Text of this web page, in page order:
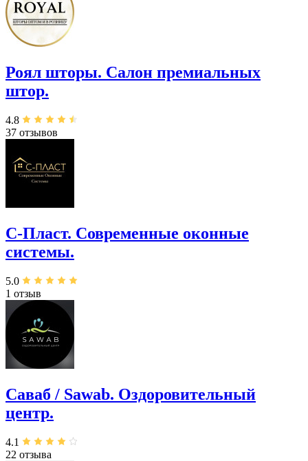
Роял шторы. Салон премиальных
штор.
4.8
37 отзывов
С-Пласт. Современные оконные
системы.
5.0
1 отзыв
Саваб / Sawab. Оздоровительный
центр.
4.1
22 отзыва